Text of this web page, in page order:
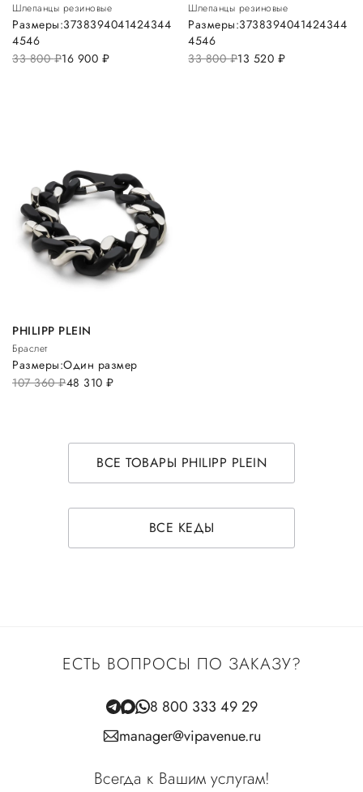
Шлепанцы резиновые
33 800руб.16 900 руб.
Размеры:3738394041424344
4546
Шлепанцы резиновые
33 800руб.13 520 руб.
Размеры:3738394041424344
4546
PHILIPP PLEIN
Браслет
107 360руб.48 310 руб.
Размеры:Один размер
ВСЕ ТОВАРЫ PHILIPP PLEIN
ВСЕ КЕДЫ
ЕСТЬ ВОПРОСЫ ПО ЗАКАЗУ?
8 800 333 49 29
manager@vipavenue.ru
Всегда к Вашим услугам!